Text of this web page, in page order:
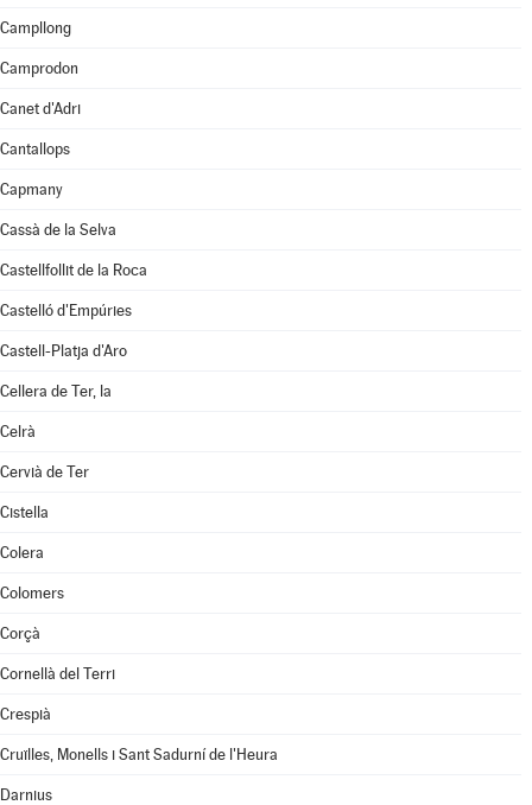
Campllong
Camprodon
Canet d'Adri
Cantallops
Capmany
Cassà de la Selva
Castellfollit de la Roca
Castelló d'Empúries
Castell-Platja d'Aro
Cellera de Ter, la
Celrà
Cervià de Ter
Cistella
Colera
Colomers
Corçà
Cornellà del Terri
Crespià
Cruïlles, Monells i Sant Sadurní de l'Heura
Darnius